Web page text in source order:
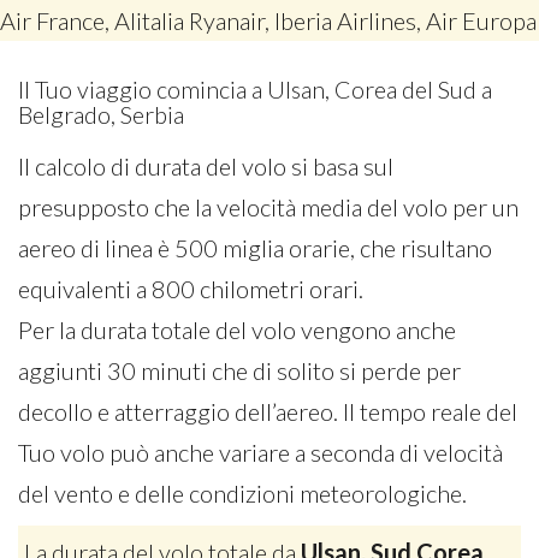
Air France, Alitalia Ryanair, Iberia Airlines, Air Europa
Il Tuo viaggio comincia a Ulsan, Corea del Sud a
Belgrado, Serbia
Il calcolo di durata del volo si basa sul
presupposto che la velocità media del volo per un
aereo di linea è 500 miglia orarie, che risultano
equivalenti a 800 chilometri orari.
Per la durata totale del volo vengono anche
aggiunti 30 minuti che di solito si perde per
decollo e atterraggio dell’aereo. Il tempo reale del
Tuo volo può anche variare a seconda di velocità
del vento e delle condizioni meteorologiche.
La durata del volo totale da Ulsan, Sud Corea